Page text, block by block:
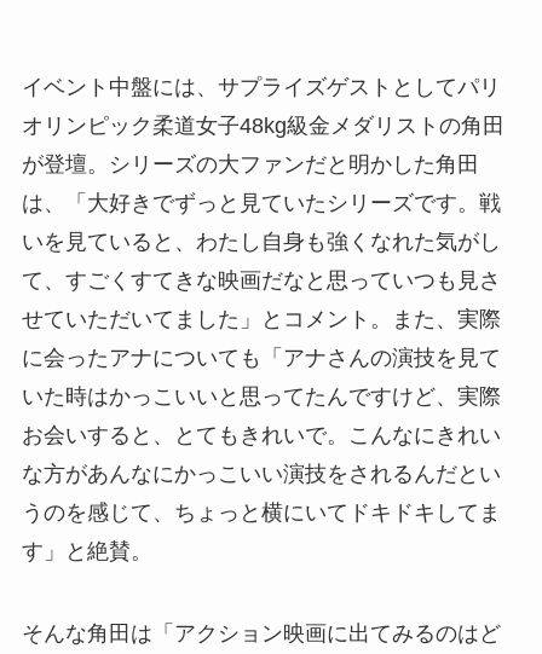
イベント中盤には、サプライズゲストとしてパリ
オリンピック柔道女子48kg級金メダリストの角田
が登壇。シリーズの大ファンだと明かした角田
は、「大好きでずっと見ていたシリーズです。戦
いを見ていると、わたし自身も強くなれた気がし
て、すごくすてきな映画だなと思っていつも見さ
せていただいてました」とコメント。また、実際
に会ったアナについても「アナさんの演技を見て
いた時はかっこいいと思ってたんですけど、実際
お会いすると、とてもきれいで。こんなにきれい
な方があんなにかっこいい演技をされるんだとい
うのを感じて、ちょっと横にいてドキドキしてま
す」と絶賛。
そんな角田は「アクション映画に出てみるのはど